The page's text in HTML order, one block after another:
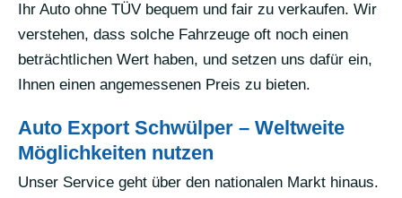
Ihr Auto ohne TÜV bequem und fair zu verkaufen. Wir
verstehen, dass solche Fahrzeuge oft noch einen
beträchtlichen Wert haben, und setzen uns dafür ein,
Ihnen einen angemessenen Preis zu bieten.
Auto Export Schwülper – Weltweite
Möglichkeiten nutzen
Unser Service geht über den nationalen Markt hinaus.